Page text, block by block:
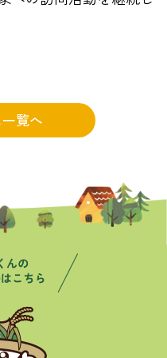
一覧へ